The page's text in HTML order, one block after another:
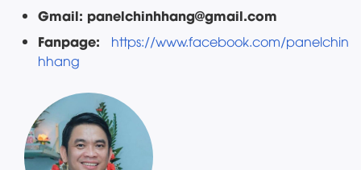
Gmail: panelchinhhang@gmail.com
Fanpage: https://www.facebook.com/panelchin
hhang